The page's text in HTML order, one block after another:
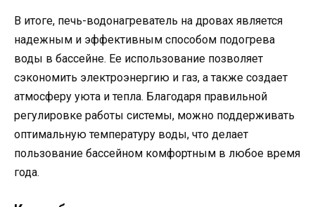
В итоге, печь-водонагреватель на дровах является
надежным и эффективным способом подогрева
воды в бассейне. Ее использование позволяет
сэкономить электроэнергию и газ, а также создает
атмосферу уюта и тепла. Благодаря правильной
регулировке работы системы, можно поддерживать
оптимальную температуру воды, что делает
пользование бассейном комфортным в любое время
года.